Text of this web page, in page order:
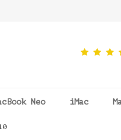
Neo iMac